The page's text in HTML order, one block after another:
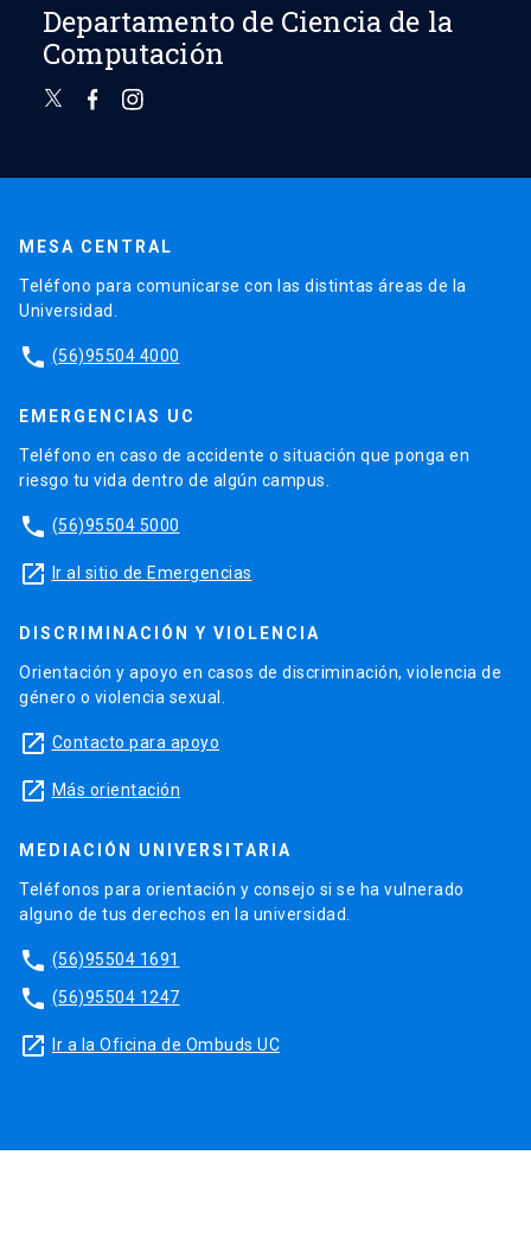
Departamento de Ciencia de la
Computación
MESA CENTRAL
Teléfono para comunicarse con las distintas áreas de la
Universidad.
phone (56)95504 4000
EMERGENCIAS UC
Teléfono en caso de accidente o situación que ponga en
riesgo tu vida dentro de algún campus.
phone (56)95504 5000
launch Ir al sitio de Emergencias
DISCRIMINACIÓN Y VIOLENCIA
Orientación y apoyo en casos de discriminación, violencia de
género o violencia sexual.
launch Contacto para apoyo
launch Más orientación
MEDIACIÓN UNIVERSITARIA
Teléfonos para orientación y consejo si se ha vulnerado
alguno de tus derechos en la universidad.
phone (56)95504 1691
phone (56)95504 1247
launch Ir a la Oficina de Ombuds UC